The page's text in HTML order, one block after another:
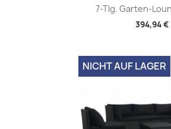
7-Tlg. Garten-
394,94 €
NICHT AUF LAGER